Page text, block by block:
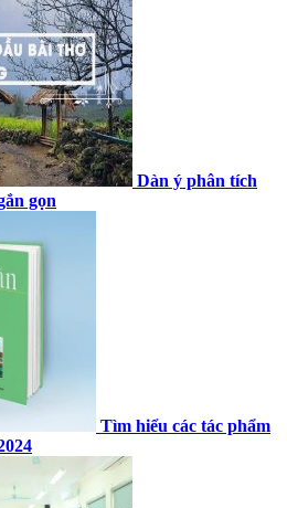
Dàn ý phân tích
gọn
Tìm hiểu các tác phẩm